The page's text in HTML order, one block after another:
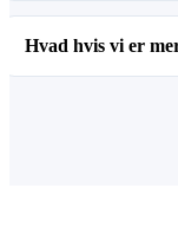
Hvad hvis vi er